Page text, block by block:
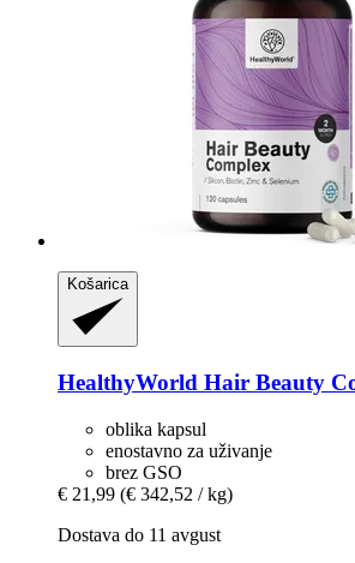
Košarica
HealthyWorld Hair Beauty
oblika kapsul
enostavno za uživanje
brez GSO
€ 21,99 (€ 342,52 / kg)
Dostava do 11 avgust